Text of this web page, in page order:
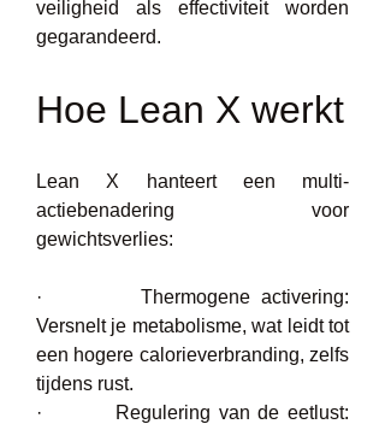
veiligheid als effectiviteit worden
gegarandeerd.
Hoe Lean X werkt
Lean X hanteert een multi-
actiebenadering voor
gewichtsverlies:
·         Thermogene activering:
Versnelt je metabolisme, wat leidt tot
een hogere calorieverbranding, zelfs
tijdens rust.
·         Regulering van de eetlust: